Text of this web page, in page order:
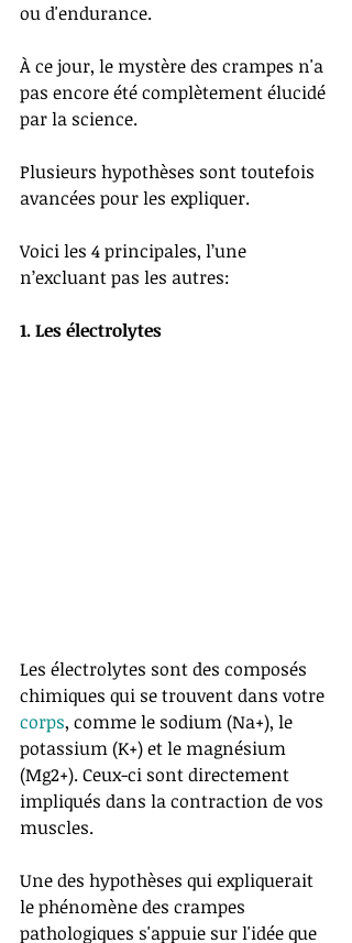
ou d'endurance.
À ce jour, le mystère des crampes n'a
pas encore été complètement élucidé
par la science.
Plusieurs hypothèses sont toutefois
avancées pour les expliquer.
Voici les 4 principales, l’une
n’excluant pas les autres:
1. Les électrolytes
Les électrolytes sont des composés
chimiques qui se trouvent dans votre
corps, comme le sodium (Na+), le
potassium (K+) et le magnésium
(Mg2+). Ceux-ci sont directement
impliqués dans la contraction de vos
muscles.
Une des hypothèses qui expliquerait
le phénomène des crampes
pathologiques s'appuie sur l'idée que